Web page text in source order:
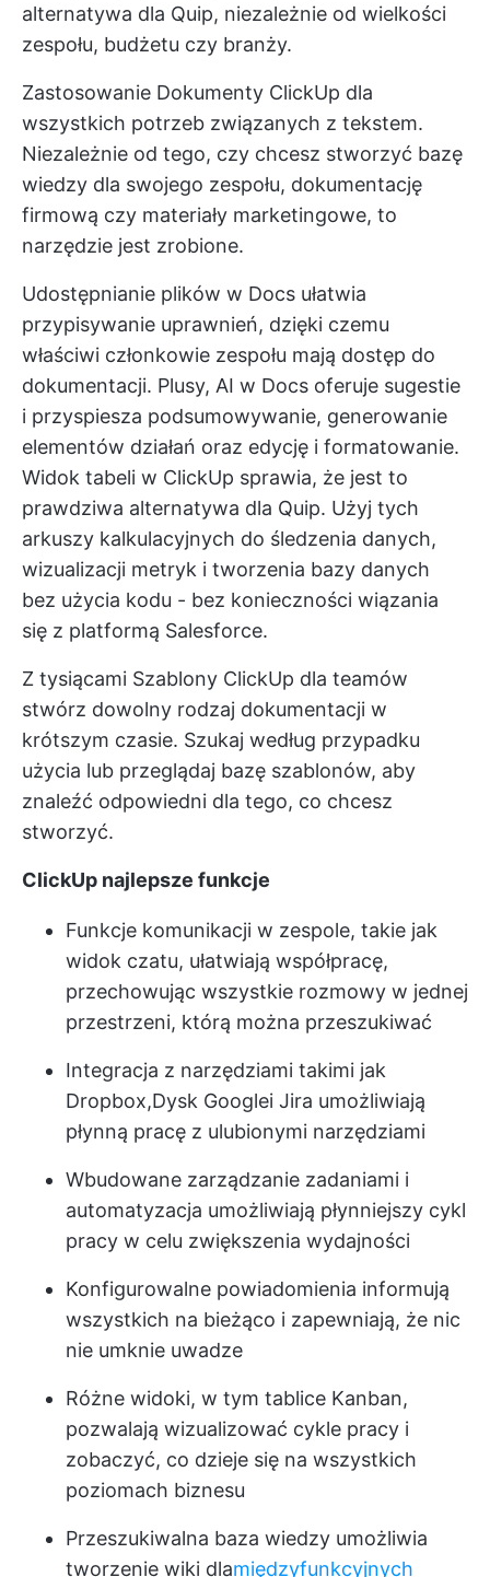
alternatywa dla Quip, niezależnie od wielkości
zespołu, budżetu czy branży.
Zastosowanie Dokumenty ClickUp dla
wszystkich potrzeb związanych z tekstem.
Niezależnie od tego, czy chcesz stworzyć bazę
wiedzy dla swojego zespołu, dokumentację
firmową czy materiały marketingowe, to
narzędzie jest zrobione.
Udostępnianie plików w Docs ułatwia
przypisywanie uprawnień, dzięki czemu
właściwi członkowie zespołu mają dostęp do
dokumentacji. Plusy, AI w Docs oferuje sugestie
i przyspiesza podsumowywanie, generowanie
elementów działań oraz edycję i formatowanie.
Widok tabeli w ClickUp sprawia, że jest to
prawdziwa alternatywa dla Quip. Użyj tych
arkuszy kalkulacyjnych do śledzenia danych,
wizualizacji metryk i tworzenia bazy danych
bez użycia kodu - bez konieczności wiązania
się z platformą Salesforce.
Z tysiącami Szablony ClickUp dla teamów
stwórz dowolny rodzaj dokumentacji w
krótszym czasie. Szukaj według przypadku
użycia lub przeglądaj bazę szablonów, aby
znaleźć odpowiedni dla tego, co chcesz
stworzyć.
ClickUp najlepsze funkcje
Funkcje komunikacji w zespole, takie jak
widok czatu, ułatwiają współpracę,
przechowując wszystkie rozmowy w jednej
przestrzeni, którą można przeszukiwać
Integracja z narzędziami takimi jak
Dropbox,Dysk Googlei Jira umożliwiają
płynną pracę z ulubionymi narzędziami
Wbudowane zarządzanie zadaniami i
automatyzacja umożliwiają płynniejszy cykl
pracy w celu zwiększenia wydajności
Konfigurowalne powiadomienia informują
wszystkich na bieżąco i zapewniają, że nic
nie umknie uwadze
Różne widoki, w tym tablice Kanban,
pozwalają wizualizować cykle pracy i
zobaczyć, co dzieje się na wszystkich
poziomach biznesu
Przeszukiwalna baza wiedzy umożliwia
tworzenie wiki dlamiędzyfunkcyjnych